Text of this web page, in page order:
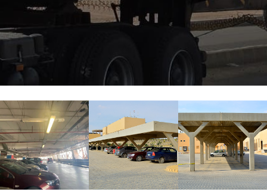
الخرسانة
المسبقة
الصنع
منتجات
الخرسانة
مسبقة
الصب
منتجات
مسبقة
الشد
البلوك
والإنترلوك
بردورات